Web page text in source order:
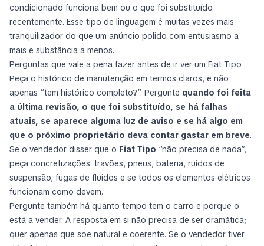
condicionado funciona bem ou o que foi substituído
recentemente. Esse tipo de linguagem é muitas vezes mais
tranquilizador do que um anúncio polido com entusiasmo a
mais e substância a menos.
Perguntas que vale a pena fazer antes de ir ver um Fiat Tipo
Peça o histórico de manutenção em termos claros, e não
apenas “tem histórico completo?”. Pergunte quando foi feita
a última revisão, o que foi substituído, se há falhas
atuais, se aparece alguma luz de aviso e se há algo em
que o próximo proprietário deva contar gastar em breve.
Se o vendedor disser que o Fiat Tipo “não precisa de nada”,
peça concretizações: travões, pneus, bateria, ruídos de
suspensão, fugas de fluidos e se todos os elementos elétricos
funcionam como devem.
Pergunte também há quanto tempo tem o carro e porque o
está a vender. A resposta em si não precisa de ser dramática;
quer apenas que soe natural e coerente. Se o vendedor tiver